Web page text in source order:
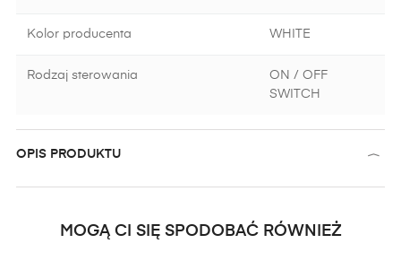
Kolor producenta WHITE
Rodzaj sterowania
ON / OFF
SWITCH
OPIS PRODUKTU
MOGĄ CI SIĘ SPODOBAĆ RÓWNIEŻ